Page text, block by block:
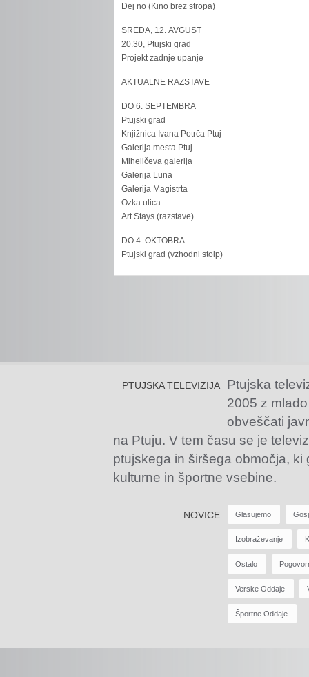
Dej no (Kino brez stropa)
SREDA, 12. AVGUST
20.30, Ptujski grad
Projekt zadnje upanje
AKTUALNE RAZSTAVE
DO 6. SEPTEMBRA
Ptujski grad
Knjižnica Ivana Potrča Ptuj
Galerija mesta Ptuj
Miheličeva galerija
Galerija Luna
Galerija Magistrta
Ozka ulica
Art Stays (razstave)
DO 4. OKTOBRA
Ptujski grad (vzhodni stolp)
PTUJSKA TELEVIZIJA
Ptujska
2005 z
obveščati
na Ptuju. V tem času se je
ptujskega in širšega območja,
kulturne in športne vsebine.
NOVICE Glasujemo
Izobraževanje
Ostalo
Verske Oddaje
Športne Oddaje